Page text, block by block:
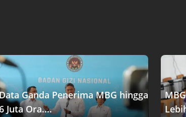
Ganda Penerima MBG hingga
Juta Ora....